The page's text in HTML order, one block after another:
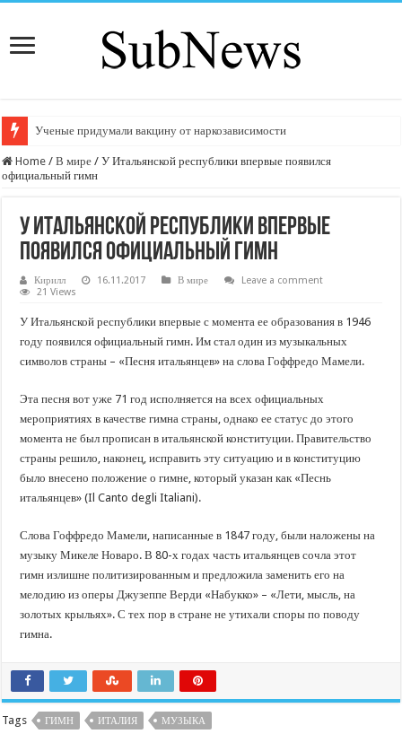
Ученые придумали вакцину от наркозависимости
Home / В мире / У Итальянской республики впервые появился
официальный гимн
У Итальянской республики впервые
появился официальный гимн
Кирилл 16.11.2017 В мире
Leave a comment
21 Views
У Итальянской республики впервые с момента ее образования в 1946
году появился официальный гимн. Им стал один из музыкальных
символов страны – «Песня итальянцев» на слова Гоффредо Мамели.
Эта песня вот уже 71 год исполняется на всех официальных
мероприятиях в качестве гимна страны, однако ее статус до этого
момента не был прописан в итальянской конституции. Правительство
страны решило, наконец, исправить эту ситуацию и в конституцию
было внесено положение о гимне, который указан как «Песнь
итальянцев» (Il Canto degli Italiani).
Слова Гоффредо Мамели, написанные в 1847 году, были наложены на
музыку Микеле Новаро. В 80-х годах часть итальянцев сочла этот
гимн излишне политизированным и предложила заменить его на
мелодию из оперы Джузеппе Верди «Набукко» – «Лети, мысль, на
золотых крыльях». С тех пор в стране не утихали споры по поводу
гимна.
Tags ГИМН ИТАЛИЯ МУЗЫКА